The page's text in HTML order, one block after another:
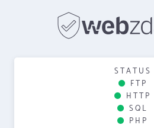
STATUS
FTP
HTTP
SQL
PHP